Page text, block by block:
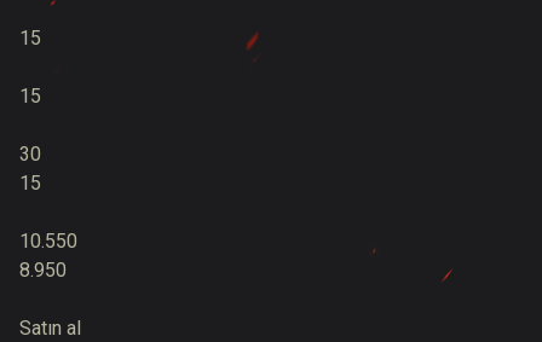
15
15
30
15
10.550
8.950
Satın al